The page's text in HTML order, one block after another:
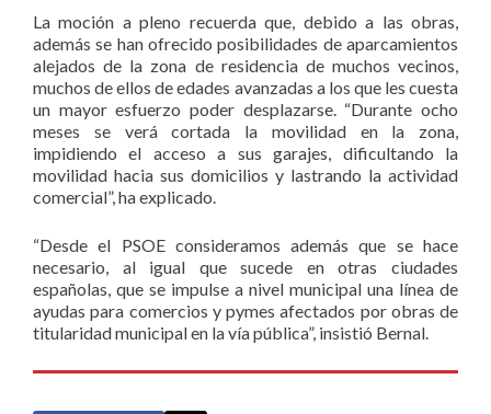
La moción a pleno recuerda que, debido a las obras,
además se han ofrecido posibilidades de aparcamientos
alejados de la zona de residencia de muchos vecinos,
muchos de ellos de edades avanzadas a los que les cuesta
un mayor esfuerzo poder desplazarse. “Durante ocho
meses se verá cortada la movilidad en la zona,
impidiendo el acceso a sus garajes, dificultando la
movilidad hacia sus domicilios y lastrando la actividad
comercial”, ha explicado.
“Desde el PSOE consideramos además que se hace
necesario, al igual que sucede en otras ciudades
españolas, que se impulse a nivel municipal una línea de
ayudas para comercios y pymes afectados por obras de
titularidad municipal en la vía pública”, insistió Bernal.